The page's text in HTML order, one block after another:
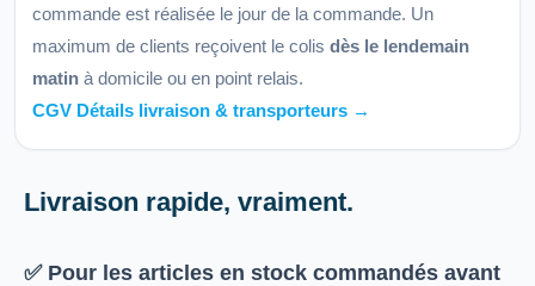
commande est réalisée le jour de la commande. Un
maximum de clients reçoivent le colis dès le lendemain
matin à domicile ou en point relais.
CGV Détails livraison & transporteurs →
Livraison rapide, vraiment.
✅ Pour les articles en stock commandés avant